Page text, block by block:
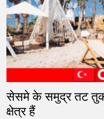
सेसमे के समुद्र तट
क्षेत्र हैं